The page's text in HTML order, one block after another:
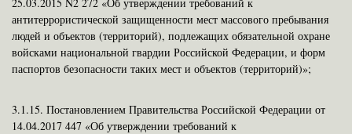
антитеррористической защищенности мест массового пребывания
людей и объектов (территорий), подлежащих обязательной охране
войсками национальной гвардии Российской Федерации, и форм
паспортов безопасности таких мест и объектов (территорий)»;
3.1.15. Постановлением Правительства Российской Федерации от
14.04.2017 447 «Об утверждении требований к